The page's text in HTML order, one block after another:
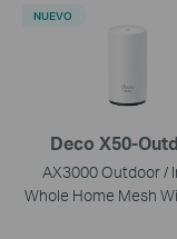
Deco X50-
AX3000 Outdoor /
Whole Home Mesh
NUEVO